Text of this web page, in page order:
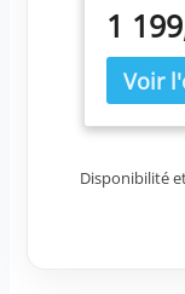
1
Disponibilité